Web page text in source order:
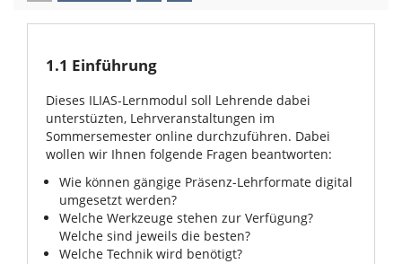
1.1 Einführung
Dieses ILIAS-Lernmodul soll Lehrende dabei
unterstüzten, Lehrveranstaltungen im
Sommersemester online durchzuführen. Dabei
wollen wir Ihnen folgende Fragen beantworten:
Wie können gängige Präsenz-Lehrformate digital
umgesetzt werden?
Welche Werkzeuge stehen zur Verfügung?
Welche sind jeweils die besten?
Welche Technik wird benötigt?